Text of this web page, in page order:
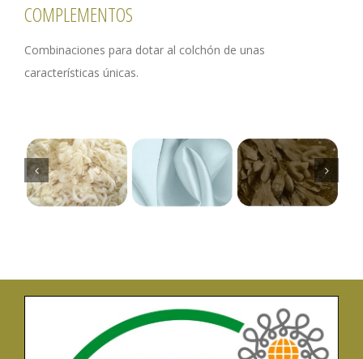
COMPLEMENTOS
Combinaciones para dotar al colchón de unas
características únicas.